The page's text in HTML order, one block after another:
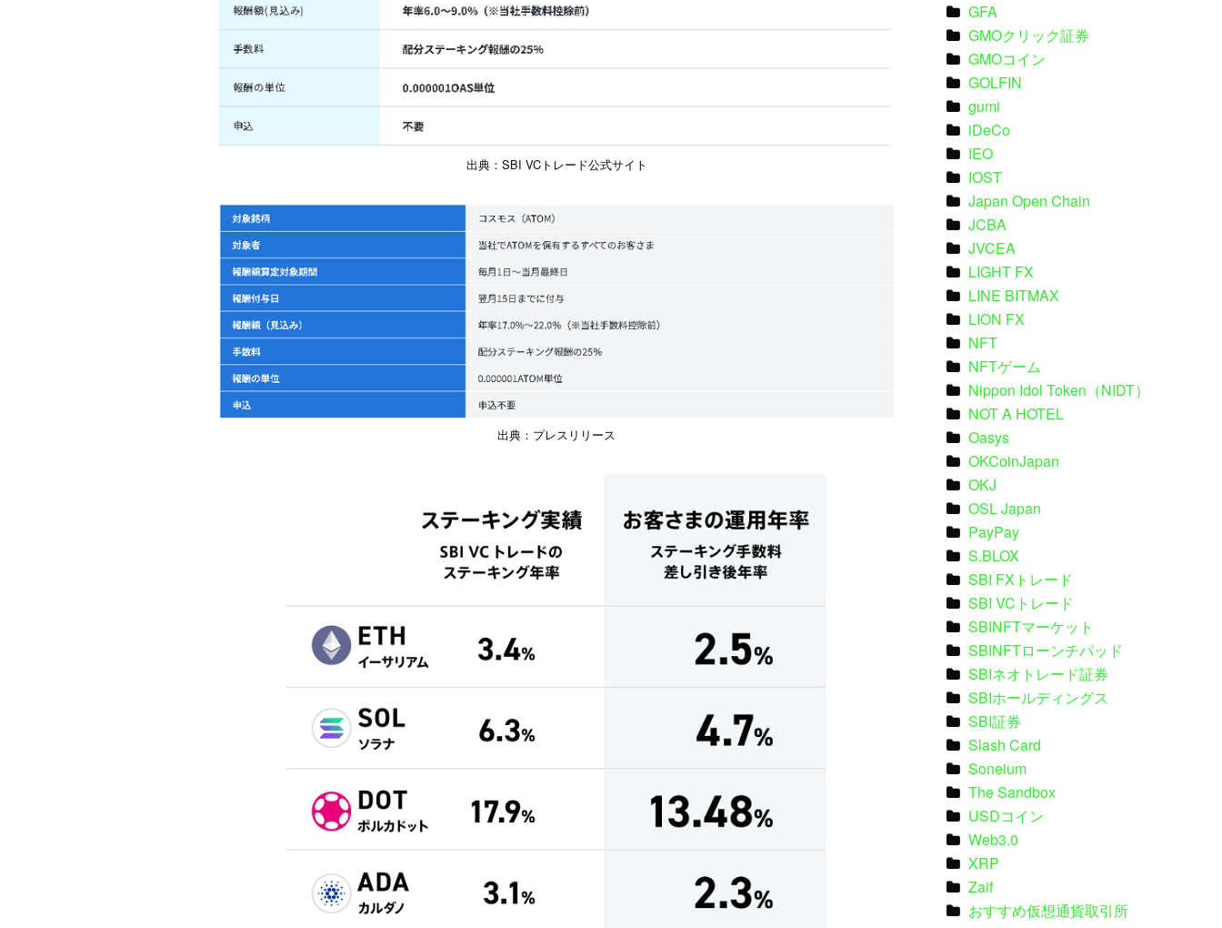
出典：SBI VCトレード公式サイト
出典：プレスリリース
GFA
GMOクリック証券
GMOコイン
GOLFIN
gumi
iDeCo
IEO
IOST
Japan Open Chain
JCBA
JVCEA
LIGHT FX
LINE BITMAX
LION FX
NFT
NFTゲーム
Nippon Idol Token（NIDT）
NOT A HOTEL
Oasys
OKCoinJapan
OKJ
OSL Japan
PayPay
S.BLOX
SBI FXトレード
SBI VCトレード
SBINFTマーケット
SBINFTローンチパッド
SBIネオトレード証券
SBIホールディングス
SBI証券
Slash Card
Soneium
The Sandbox
USDコイン
Web3.0
XRP
Zaif
おすすめ仮想通貨取引所